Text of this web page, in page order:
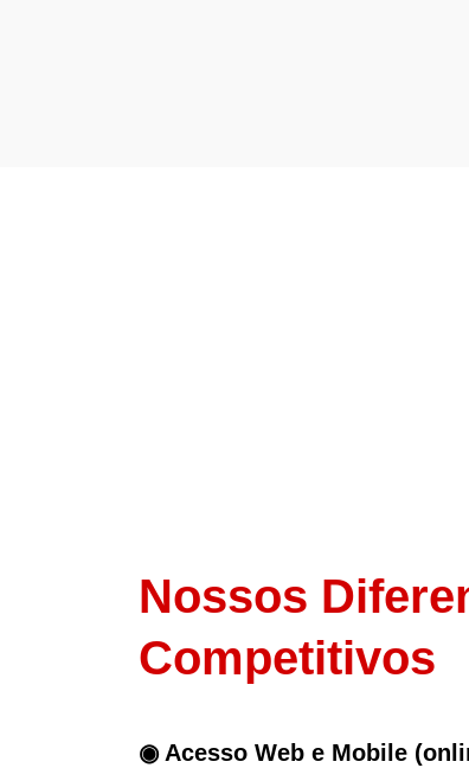
Nossos
Competitivos
◉ Acesso Web e Mobile